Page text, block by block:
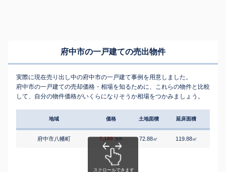
府中市の一戸建ての売出物件
実際に現在売り出し中の府中市の一戸建て事例を用意しました。
府中市の一戸建ての売却価格・相場を知るために、これらの物件と比較
して、自分の物件価格がいくらになりそうか相場をつかみましょう。
地域 価格 土地面積 延床面積
府中市八幡町 7,180 万円 72.88㎡ 119.88㎡